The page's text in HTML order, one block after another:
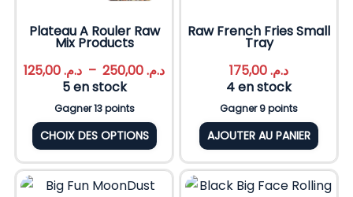
Plateau A Rouler Raw
Mix Products
د.م. – د.م.
5 en stock
Gagner 13 points
CHOIX DES OPTIONS
Raw French Fries Small
Tray
د.م.
4 en stock
Gagner 9 points
AJOUTER AU PANIER